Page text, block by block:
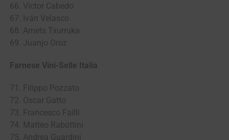
66. Víctor Cabedo
67. Iván Velasco
68. Amets Txurruka
69. Juanjo Oroz
Farnese Vini-Selle Italia
71. Filippo Pozzato
72. Oscar Gatto
73. Francesco Failli
74. Matteo Rabottini
75. Andrea Guardini